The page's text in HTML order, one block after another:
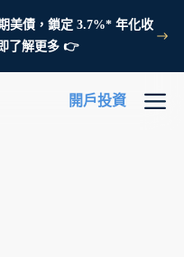
美債，鎖定 3.7%* 年化收
了解更多 👉
開戶投資